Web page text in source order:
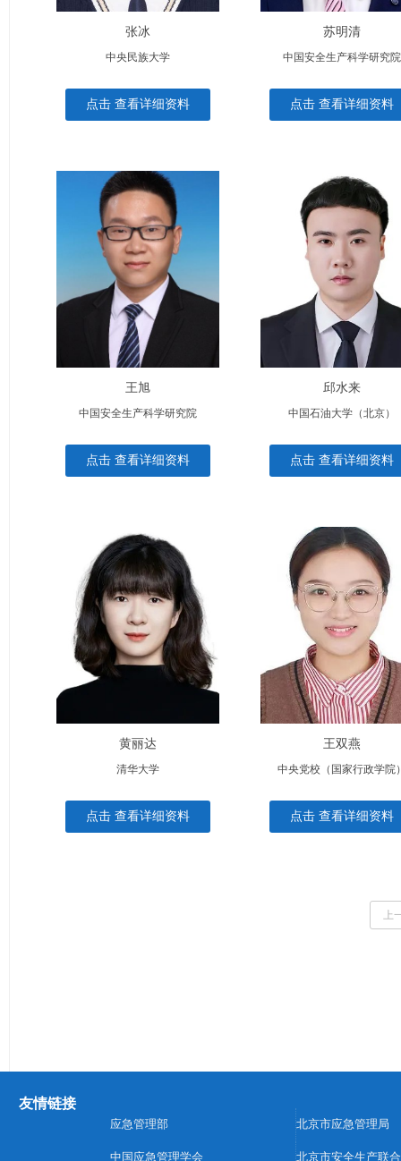
张冰
中央民族大学
点击 查看详细资料
苏明清
中国安全生产科学研究院
点击 查看详细资料
王旭
中国安全生产科学研究院
点击 查看详细资料
邱水来
中国石油大学（北京）
点击 查看详细资料
黄丽达
清华大学
点击 查看详细资料
王双燕
中央党校（国家行政学院
点击 查看详细资料
上
友情链接
中国应急管理学会 北京市安全生产联
应急管理部 北京市应急管理局